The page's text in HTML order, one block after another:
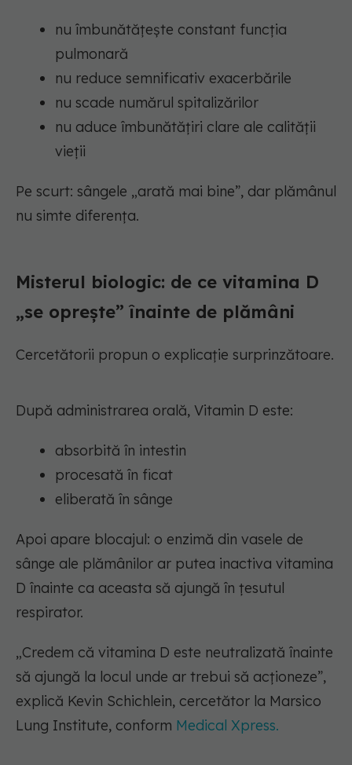
nu îmbunătățește constant funcția
pulmonară
nu reduce semnificativ exacerbările
nu scade numărul spitalizărilor
nu aduce îmbunătățiri clare ale calității
vieții
Pe scurt: sângele „arată mai bine”, dar plămânul
nu simte diferența.
Misterul biologic: de ce vitamina D
„se oprește” înainte de plămâni
Cercetătorii propun o explicație surprinzătoare.
După administrarea orală, Vitamin D este:
absorbită în intestin
procesată în ficat
eliberată în sânge
Apoi apare blocajul: o enzimă din vasele de
sânge ale plămânilor ar putea inactiva vitamina
D înainte ca aceasta să ajungă în țesutul
respirator.
„Credem că vitamina D este neutralizată înainte
să ajungă la locul unde ar trebui să acționeze”,
explică Kevin Schichlein, cercetător la Marsico
Lung Institute, conform Medical Xpress.